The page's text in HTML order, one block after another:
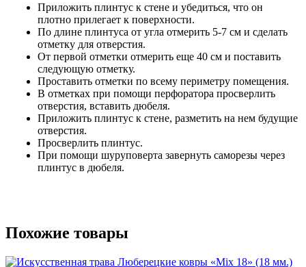
Приложить плинтус к стене и убедиться, что он
плотно прилегает к поверхности.
По длине плинтуса от угла отмерить 5-7 см и сделать
отметку для отверстия.
От первой отметки отмерить еще 40 см и поставить
следующую отметку.
Проставить отметки по всему периметру помещения.
В отметках при помощи перфоратора просверлить
отверстия, вставить дюбеля.
Приложить плинтус к стене, разметить на нем будущие
отверстия.
Просверлить плинтус.
При помощи шуруповерта завернуть саморезы через
плинтус в дюбеля.
Похожие товары